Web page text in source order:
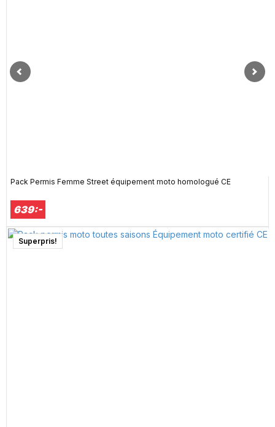
Pack Permis Femme Street équipement moto homologué CE
639:-
Superpris!